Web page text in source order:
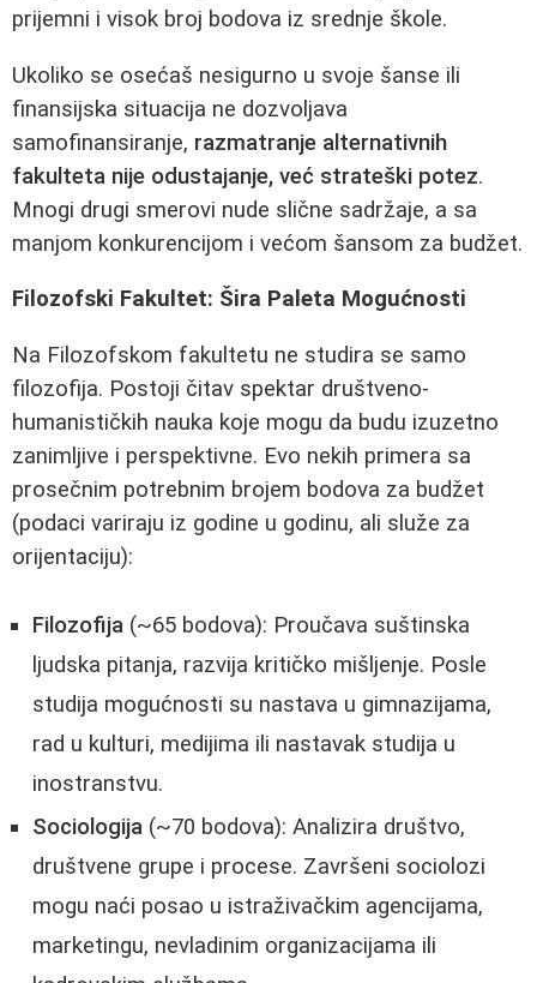
prijemni i visok broj bodova iz srednje škole.
Ukoliko se osećaš nesigurno u svoje šanse ili
finansijska situacija ne dozvoljava
samofinansiranje, razmatranje alternativnih
fakulteta nije odustajanje, već strateški potez.
Mnogi drugi smerovi nude slične sadržaje, a sa
manjom konkurencijom i većom šansom za budžet.
Filozofski Fakultet: Šira Paleta Mogućnosti
Na Filozofskom fakultetu ne studira se samo
filozofija. Postoji čitav spektar društveno-
humanističkih nauka koje mogu da budu izuzetno
zanimljive i perspektivne. Evo nekih primera sa
prosečnim potrebnim brojem bodova za budžet
(podaci variraju iz godine u godinu, ali služe za
orijentaciju):
Filozofija (~65 bodova): Proučava suštinska
ljudska pitanja, razvija kritičko mišljenje. Posle
studija mogućnosti su nastava u gimnazijama,
rad u kulturi, medijima ili nastavak studija u
inostranstvu.
Sociologija (~70 bodova): Analizira društvo,
društvene grupe i procese. Završeni sociolozi
mogu naći posao u istraživačkim agencijama,
marketingu, nevladinim organizacijama ili